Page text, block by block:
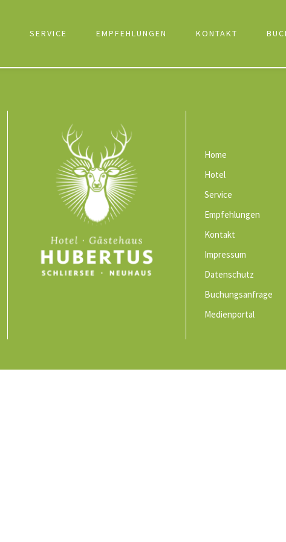
SERVICE EMPFEHLUNGEN KONTAKT
Home
Hotel
Service
Empfehlungen
Kontakt
Impressum
Datenschutz
Buchungsanfrage
Medienportal